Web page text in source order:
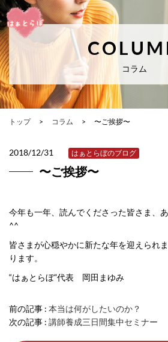
コラム
トップ コラム 〜ご挨拶〜
2018/12/31 はぁとらぼのブログ
〜ご挨拶〜
今年も一年、読んでくださった皆さま、
^^
皆さまが心穏やかに新たな年を迎えられ
ります。
“はぁとらぼ”代表 岡田まゆみ
前の記事 : 本当は何がしたいのか？
次の記事 : 講師養成三日間集中セミナー